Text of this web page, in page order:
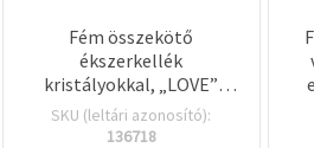
Fém összekötő
ékszerkellék
kristályokkal, „LOVE”
felirattal, ezüst színű,
31×12×2,5 mm, furat: 1,5
SKU (leltári azonosító):
136718